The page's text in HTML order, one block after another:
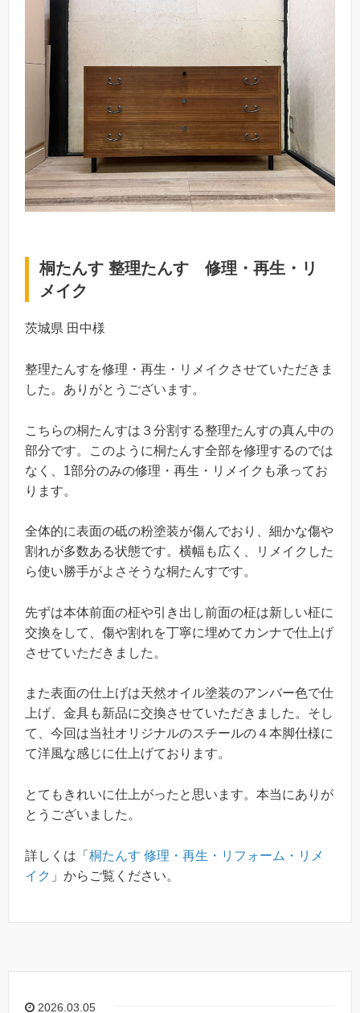
桐たんす 整理たんす 修理・再生・リ
メイク
茨城県 田中様
整理たんすを修理・再生・リメイクさせていただきま
した。ありがとうございます。
こちらの桐たんすは３分割する整理たんすの真ん中の
部分です。このように桐たんす全部を修理するのでは
なく、1部分のみの修理・再生・リメイクも承ってお
ります。
全体的に表面の砥の粉塗装が傷んでおり、細かな傷や
割れが多数ある状態です。横幅も広く、リメイクした
ら使い勝手がよさそうな桐たんすです。
先ずは本体前面の柾や引き出し前面の柾は新しい柾に
交換をして、傷や割れを丁寧に埋めてカンナで仕上げ
させていただきました。
また表面の仕上げは天然オイル塗装のアンバー色で仕
上げ、金具も新品に交換させていただきました。そし
て、今回は当社オリジナルのスチールの４本脚仕様に
て洋風な感じに仕上げております。
とてもきれいに仕上がったと思います。本当にありが
とうございました。
詳しくは「 桐たんす 修理・再生・リフォーム・リメ
イク 」からご覧ください。
2026.03.05